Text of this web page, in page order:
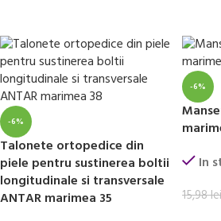
-6%
Talonete ortopedice din
piele pentru sustinerea boltii
longitudinale si transversale
ANTAR marimea 35
-6%
In
15,98lei